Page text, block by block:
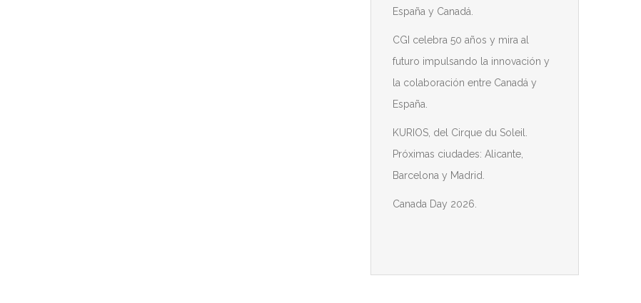
España y Canadá.
CGI celebra 50 años y mira al
futuro impulsando la innovación y
la colaboración entre Canadá y
España.
KURIOS, del Cirque du Soleil.
Próximas ciudades: Alicante,
Barcelona y Madrid.
Canada Day 2026.